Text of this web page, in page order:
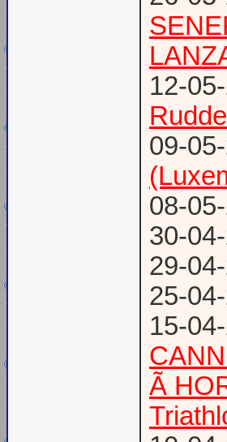
12-
09-
08-
30-
29-
25-
15-
Ã